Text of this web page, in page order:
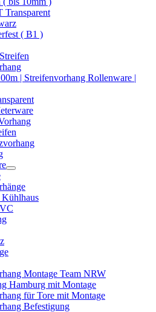
( B1 )
| Streifenvorhang Rollenware |
Kühlhaus
Montage Team NRW
Hamburg mit Montage
für Tore mit Montage
Befestigung